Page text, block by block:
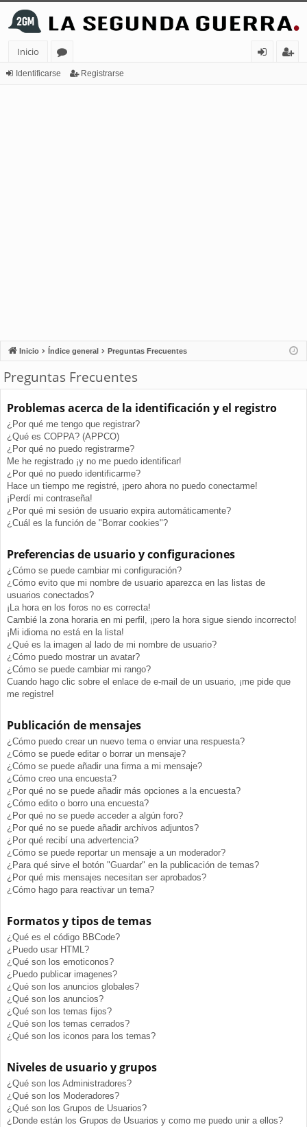
Inicio
or
Identificarse Registrarse
Inicio Índice general Preguntas Frecuentes
Preguntas Frecuentes
Problemas acerca de la identificación y el registro
¿Por qué me tengo que registrar?
¿Qué es COPPA? (APPCO)
¿Por qué no puedo registrarme?
Me he registrado ¡y no me puedo identificar!
¿Por qué no puedo identificarme?
Hace un tiempo me registré, ¡pero ahora no puedo conectarme!
¡Perdí mi contraseña!
¿Por qué mi sesión de usuario expira automáticamente?
¿Cuál es la función de "Borrar cookies"?
Preferencias de usuario y configuraciones
¿Cómo se puede cambiar mi configuración?
¿Cómo evito que mi nombre de usuario aparezca en las listas de
usuarios conectados?
¡La hora en los foros no es correcta!
Cambié la zona horaria en mi perfil, ¡pero la hora sigue siendo incorrecto!
¡Mi idioma no está en la lista!
¿Qué es la imagen al lado de mi nombre de usuario?
¿Cómo puedo mostrar un avatar?
¿Cómo se puede cambiar mi rango?
Cuando hago clic sobre el enlace de e-mail de un usuario, ¡me pide que
me registre!
Publicación de mensajes
¿Cómo puedo crear un nuevo tema o enviar una respuesta?
¿Cómo se puede editar o borrar un mensaje?
¿Cómo se puede añadir una firma a mi mensaje?
¿Cómo creo una encuesta?
¿Por qué no se puede añadir más opciones a la encuesta?
¿Cómo edito o borro una encuesta?
¿Por qué no se puede acceder a algún foro?
¿Por qué no se puede añadir archivos adjuntos?
¿Por qué recibí una advertencia?
¿Cómo se puede reportar un mensaje a un moderador?
¿Para qué sirve el botón "Guardar" en la publicación de temas?
¿Por qué mis mensajes necesitan ser aprobados?
¿Cómo hago para reactivar un tema?
Formatos y tipos de temas
¿Qué es el código BBCode?
¿Puedo usar HTML?
¿Qué son los emoticonos?
¿Puedo publicar imagenes?
¿Qué son los anuncios globales?
¿Qué son los anuncios?
¿Qué son los temas fijos?
¿Qué son los temas cerrados?
¿Qué son los iconos para los temas?
Niveles de usuario y grupos
¿Qué son los Administradores?
¿Qué son los Moderadores?
¿Qué son los Grupos de Usuarios?
¿Donde están los Grupos de Usuarios y como me puedo unir a ellos?